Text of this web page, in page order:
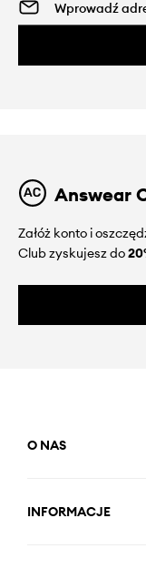
Answear
Załóż konto i
Club zyskujesz do
O NAS
INFORMACJE